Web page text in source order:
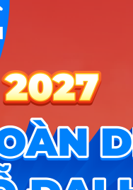
Quốc; 3) Ngôn ngữ Nhật;
dịch vụ du lịch và lữ
nhà hàng và dịch vụ ăn
lý văn hóa; 10) Nuôi
môi trường; 12) Quản trị
Văn học; 15) Công
(Du lịch và dịch vụ hàng